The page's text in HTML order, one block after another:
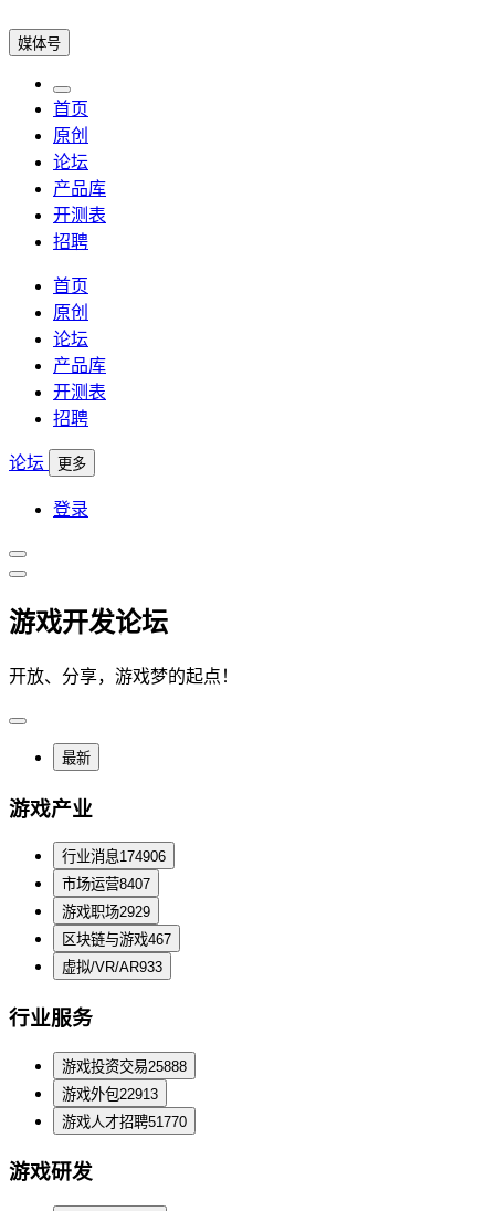
媒体号
首页
原创
论坛
产品库
开测表
招聘
首页
原创
论坛
产品库
开测表
招聘
论坛 更多
登录
游戏开发论坛
开放、分享，游戏梦的起点！
最新
游戏产业
行业消息174906
市场运营8407
游戏职场2929
区块链与游戏467
虚拟/VR/AR933
行业服务
游戏投资交易25888
游戏外包22913
游戏人才招聘51770
游戏研发